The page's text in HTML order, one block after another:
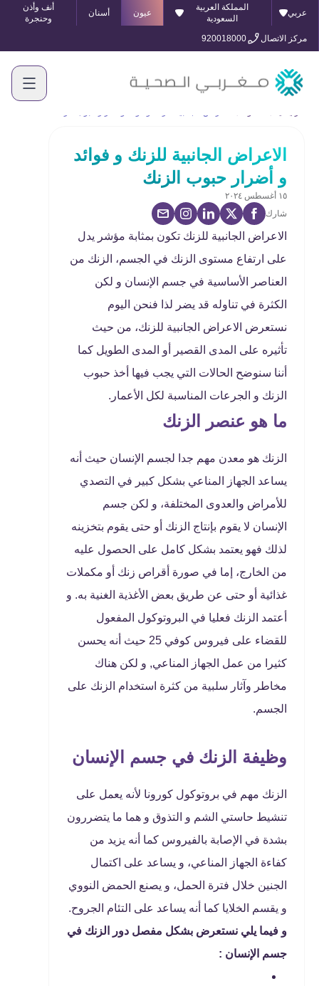
عربي
المملكة العربية
السعودية
عيون أسنان
أنف وأذن
وحنجرة
مركز الاتصال
920018000
الاعراض الجانبية للزنك و فوائد
و أضرار حبوب الزنك
١٥ أغسطس ٢٠٢٤
شارك
الاعراض الجانبية للزنك تكون بمثابة مؤشر يدل
على ارتفاع مستوى الزنك في الجسم، الزنك من
العناصر الأساسية في جسم الإنسان و لكن
الكثرة في تناوله قد يضر لذا فنحن اليوم
نستعرض الاعراض الجانبية للزنك، من حيث
تأثيره على المدى القصير أو المدى الطويل كما
أننا سنوضح الحالات التي يجب فيها أخذ حبوب
الزنك و الجرعات المناسبة لكل الأعمار.
ما هو عنصر الزنك
الزنك هو معدن مهم جدا لجسم الإنسان حيث أنه
يساعد الجهاز المناعي بشكل كبير في التصدي
للأمراض والعدوى المختلفة، و لكن جسم
الإنسان لا يقوم بإنتاج الزنك أو حتى يقوم بتخزينه
لذلك فهو يعتمد بشكل كامل على الحصول عليه
من الخارج، إما في صورة أقراص زنك أو مكملات
غذائية أو حتى عن طريق بعض الأغذية الغنية به. و
أعتمد الزنك فعليا في البروتوكول المفعول
للقضاء على فيروس كوفي 25 حيث أنه يحسن
كثيرا من عمل الجهاز المناعي, و لكن هناك
مخاطر وآثار سلبية من كثرة استخدام الزنك على
الجسم.
وظيفة الزنك في جسم الإنسان
الزنك مهم في بروتوكول كورونا لأنه يعمل على
تنشيط حاستي الشم و التذوق و هما ما يتضررون
بشدة في الإصابة بالفيروس كما أنه يزيد من
كفاءة الجهاز المناعي، و يساعد على اكتمال
الجنين خلال فترة الحمل، و يصنع الحمض النووي
و يقسم الخلايا كما أنه يساعد على التئام الجروح.
و فيما يلي نستعرض بشكل مفصل دور الزنك في
جسم الإنسان :